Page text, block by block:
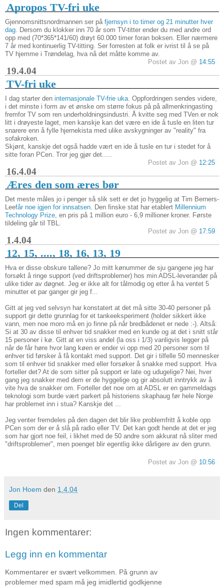
Apropos TV-fri uke
Gjennomsnittsnordmannen ser på fjernsyn i to timer og 21 minutter hver
dag . Dersom du klokker inn 70 år som TV-titter ender du med andre ord
opp med (70*365*141/60) drøyt 60.000 timer foran boksen. Eller nærmere
7 år med kontinuerlig TV-titting. Ser forresten at folk er ivrist til å se på
TV hjemme i Trøndelag, hva nå det måtte komme av.
Postet av Jon @ 14:55
19.4.04
TV-fri uke
I dag starter den internasjonale TV-frie uka . Oppfordringen sendes videre,
i det minste i form av et ønske om større fokus på på allmenkringasting
fremfor TV som ren underholdningsindustri. Å kvitte seg med TVen er nok
litt i drøyeste laget, men kanskje kan det være en ide å tusle en liten tur
snarere enn å fylle hjernekista med ulike avskygninger av "reality" fra
sofakroken.
Skjønt, kanskje det også hadde vært en ide å tusle en tur i stedet for å
sitte foran PCen. Tror jeg gjør det.....
Postet av Jon @ 12:25
16.4.04
Æres den som æres bør
Det meste måles jo i penger så slik sett er det jo hyggelig at Tim Berners-
Leefår noe igjen for innsatsen . Den finske stat har etablert Millennium
Technology Prize , en pris på 1 million euro - 6,9 millioner kroner. Første
tildeling går til TBL.
Postet av Jon @ 17:59
1.4.04
12, 15, ...., 18, 16, 13, 19
Hva er disse obskure tallene? Jo mitt kønummer de sju gangene jeg har
forsøkt å ringe support (ved driftsproblemer) hos min ADSL-leverandør på
ulike tider av døgnet. Jeg er ikke alt for tålmodig og etter å ha ventet 5
minutter et par ganger gir jeg f...
Gitt at jeg ved selvsyn har konstatert at det må sitte 30-40 personer på
support gir dette grunnlag for et tankeeksperiment (holder sikkert ikke
vann, men noe moro må en jo finne på når bredbådenet er nede :-). Altså:
Si at 30 av disse til enhver tid snakker med en kunde og at det i snitt står
15 personer i kø. Gitt at en viss andel (la oss i 1/3) vanligvis legger på
når de får høre hvor lang køen er ender vi opp med 20 personer som til
enhver tid førsker å få kontakt med support. Det gir i tilfelle 50 mennesker
som til enhver tid snakker med eller forsøker å snakke med support. Hva
forteller det? At de som sitter på support er late og udugelige? Nei, hver
gang jeg snakker med dem er de hyggelige og gir absolutt inntrykk av å
vite hva de snakker om. Forteller det noe om at ADSL er en gammeldags
teknologi som burde vært parkert på historiens skaphaug før hele Norge
har problemet inn i stua? Kanskje det ...
Jeg venter fremdeles på den dagen det blir like problemfritt å koble opp
PCen som der er å slå på radio eller TV. Det kan godt hende at det er jeg
som har gjort noe feil, i likhet med de 50 andre som akkurat nå sliter med
"driftsproblemer", men poenget blir egentlig ikke dårligere av den grunn.
Postet av Jon @ 10:56
Jon Hoem den 1.4.04
Del
Ingen kommentarer:
Legg inn en kommentar
Kommentarer er svært velkommen. På grunn av
problemer med spam må jeg imidlertid godkjenne